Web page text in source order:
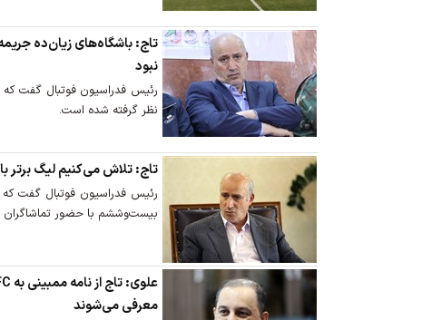
تاج: باشگاه‌های زیان‌ده
نبود
رئیس فدراسیون فوتبال گفت که
نظر گرفته شده است.
تاج: تلاش می‌کنیم لیگ برتر
رئیس فدراسیون فوتبال گفت
بیست‌وششم با حضور تماشاگران
معرفی می‌شوند